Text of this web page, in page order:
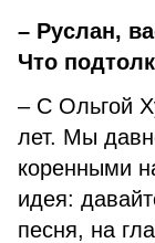
– Руслан,
Что
– С Ольгой
лет. Мы
коренными
идея:
песня, на